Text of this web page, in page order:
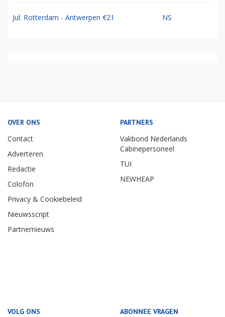
Jul: Rotterdam - Antwerpen €21 NS
OVER ONS
Contact
Adverteren
Redactie
Colofon
Privacy & Cookiebeleid
Nieuwsscript
Partnernieuws
PARTNERS
Vakbond Nederlands
Cabinepersoneel
TUI
NEWHEAP
VOLG ONS ABONNEE VRAGEN